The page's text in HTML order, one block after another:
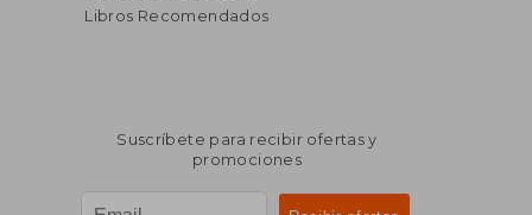
Libros Recomendados
Suscríbete para recibir ofertas y
promociones